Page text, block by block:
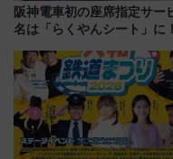
阪神電車初の座席指定サー
名は「らくやんシート」に
を快適移動